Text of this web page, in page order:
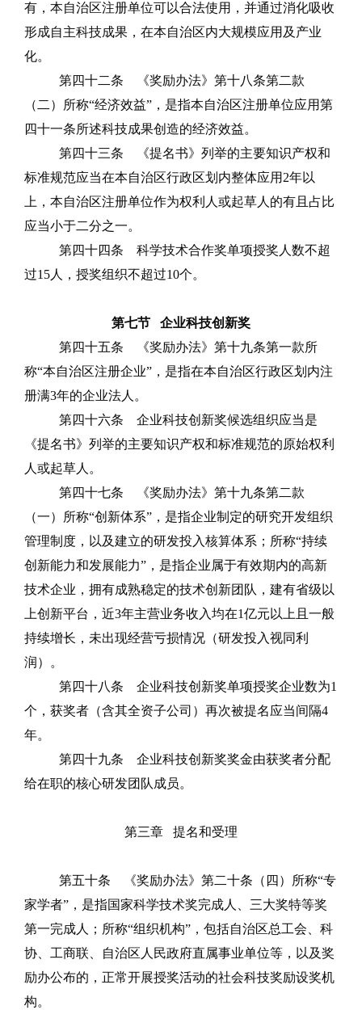
有，本自治区注册单位可以合法使用，并通过消化吸收
形成自主科技成果，在本自治区内大规模应用及产业
化。
第四十二条
《奖励办法》第十八条第二款
（二）所称“经济效益”，是指本自治区注册单位应用第
四十一条所述科技成果创造的经济效益。
第四十三条
《提名书》列举的主要知识产权和
标准规范应当在本自治区行政区划内整体应用 2年以
上，本自治区注册单位作为权利人或起草人的有且占比
应当小于二分之一。
第四十四条
科学技术合作奖单项授奖人数不超
过15人，授奖组织不超过10个。
第七节
企业科技创新奖
第四十五条
《奖励办法》第十九条第一款所
称“本自治区注册企业”，是指在本自治区行政区划内注
册满3年的企业法人。
第四十六条
企业科技创新奖候选组织应当是
《提名书》列举的主要知识产权和标准规范的原始权利
人或起草人。
第四十七条
《奖励办法》第十九条第二款
（一）所称“创新体系”， 是指企业制定的研究开发组织
管理制度，以及建立的研发投入核算体系；所称“持续
创新能力和发展能力”，是指企业属于有效期内的高新
技术企业，拥有成熟稳定的技术创新团队，建有省级以
上创新平台，近3年主营业务收入均在1亿元以上且一般
持续增长，未出现经营亏损情况（研发投入视同利
润）。
第四十八条
企业科技创新奖单项授奖企业数为1
个，获奖者 （含其全资子公司 ） 再次被提名应当间隔4
年。
第四十九条
企业科技创新奖奖金由获奖者分配
给在职的核心研发团队成员。
第三章 提名和受理
第五十条 《奖励办法》第二十条（四）所称“专
家学者”， 是指国家科学技术奖完成人、三大奖特等奖
第一完成人；所称“组织机构”，包括自治区总工会、科
协、工商联、自治区人民政府直属事业单位等，以及奖
励办公布的，正常开展授奖活动的社会科技奖励设奖机
构。